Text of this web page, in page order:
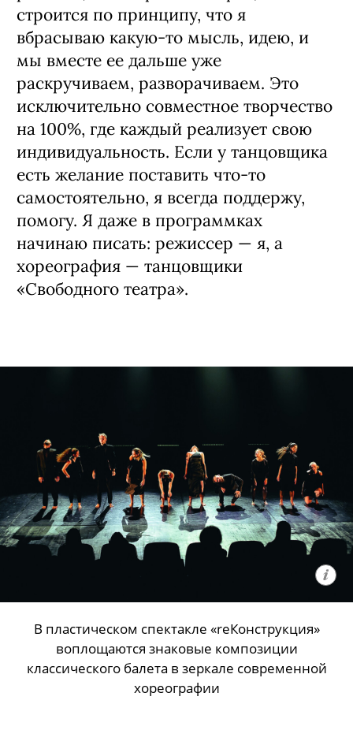
строится по принципу, что я
вбрасываю какую-то мысль, идею, и
мы вместе ее дальше уже
раскручиваем, разворачиваем. Это
исключительно совместное творчество
на 100%, где каждый реализует свою
индивидуальность. Если у танцовщика
есть желание поставить что-то
самостоятельно, я всегда поддержу,
помогу. Я даже в программках
начинаю писать: режиссер — я, а
хореография — танцовщики
«Свободного театра».
В пластическом спектакле «reКонструкция»
воплощаются знаковые композиции
классического балета в зеркале современной
хореографии